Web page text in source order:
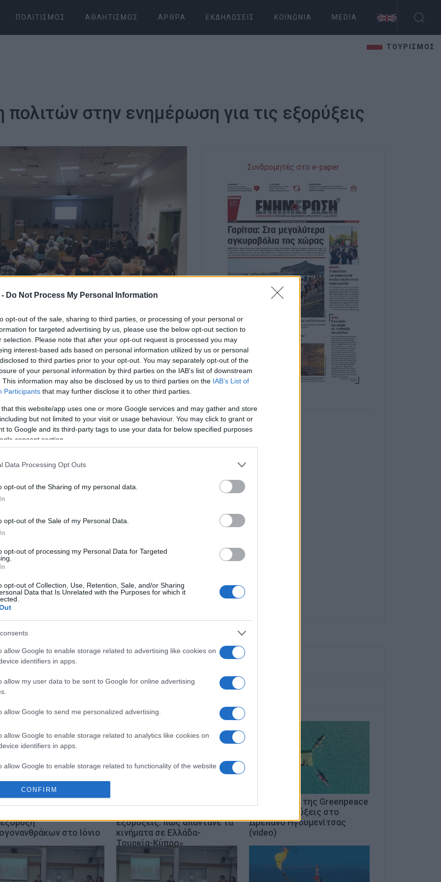
Do Not Process My Personal Information
opt-out of the sale, sharing to third parties, or processing of your personal or
for targeted advertising by us, please use the below opt-out section to
selection. Please note that after your opt-out request is processed you may
interest-based ads based on personal information utilized by us or personal
to third parties prior to your opt-out. You may separately opt-out of the
of your personal information by third parties on the IAB’s list of downstream
This information may also be disclosed by us to third parties on the IAB’s List of
Participants that may further disclose it to other third parties.
that this website/app uses one or more Google services and may gather and store
but not limited to your visit or usage behaviour. You may click to grant or
to Google and its third-party tags to use your data for below specified purposes
consent section.
Data Processing Opt Outs
opt-out of the Sharing of my personal data.
opt-out of the Sale of my Personal Data.
opt-out of processing my Personal Data for Targeted
opt-out of Collection, Use, Retention, Sale, and/or Sharing
Data that Is Unrelated with the Purposes for which it
allow Google to enable storage related to advertising like cookies on
identifiers in apps.
allow my user data to be sent to Google for online advertising
allow Google to send me personalized advertising.
allow Google to enable storage related to analytics like cookies on
identifiers in apps.
allow Google to enable storage related to functionality of the website
allow Google to enable storage related to personalization.
allow Google to enable storage related to security, including
functionality and fraud prevention, and other user protection.
CONFIRM
ΠΟΛΙΤΙΣΜΌΣ ΑΘΛΗΤΙΣΜΌΣ ΆΡΘΡΑ ΕΚΔΗΛΏΣΕΙΣ ΚΟΙΝΩΝΊΑ MEDIA
ΤΟΥΡΙΣΜΟΣ
στην ενημέρωση για τις εξορύξεις
παρακολούθησαν πολλοί
Κυριακής από την Πρωτοβουλία Πολιτών για μια
Corfu). Προσκεκλημένοι ομιλητές ήταν ο
Κώστας Γριμάνης, ο Βιολόγος – Ιχθυολόγος και
Περιοχών Καλαμά-Αχέροντα-Κέρκυρας
της μέλος WWF Ολιβιέ Βαρδακούλιας.
τουριστικά έσοδα της περιοχής, εξετάστηκαν
με έμφαση στις περιβαλλοντικούς
όσο και στα στάδια εξόρυξης και
ότι παρά τα Διεθνείς Συνθήκες που έχει
εκπομπών ρύπων, οι εταιρείες πετρελαιοειδών
στην Ελλάδα.
Συνδρομητές στο e-paper
Προστασίας
στο Ιόνιο
εξορύξεις: πώς απαντάνε τα
κινήματα σε Ελλάδα-
Τουρκία-Κύπρο»
Διαμαρτυρία της Greenpeace
για τις εξορύξεις στο
Δρέπανο Ηγουμενίτσας
(video)